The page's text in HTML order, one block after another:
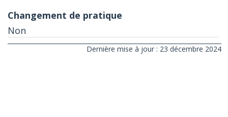
Non
Dernière mise à jour : 23 décembre 2024